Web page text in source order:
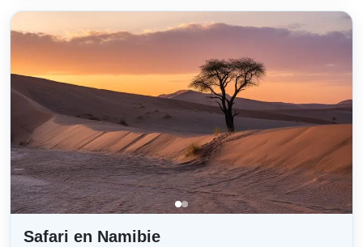
Safari en Namibie